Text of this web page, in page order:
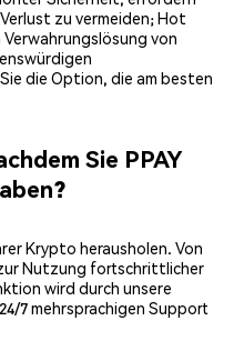
zu vermeiden; Hot
von
die Option, die am besten
Sie PPAY
Krypto herausholen. Von
Nutzung fortschrittlicher
wird durch unsere
7 mehrsprachigen Support